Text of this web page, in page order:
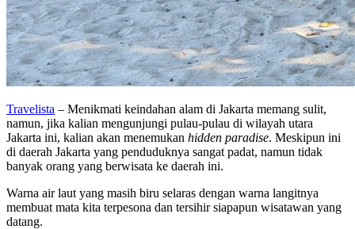
Travelista – Menikmati keindahan alam di Jakarta memang sulit,
namun, jika kalian mengunjungi pulau-pulau di wilayah utara
Jakarta ini, kalian akan menemukan hidden paradise. Meskipun ini
di daerah Jakarta yang penduduknya sangat padat, namun tidak
banyak orang yang berwisata ke daerah ini.
Warna air laut yang masih biru selaras dengan warna langitnya
membuat mata kita terpesona dan tersihir siapapun wisatawan yang
datang.